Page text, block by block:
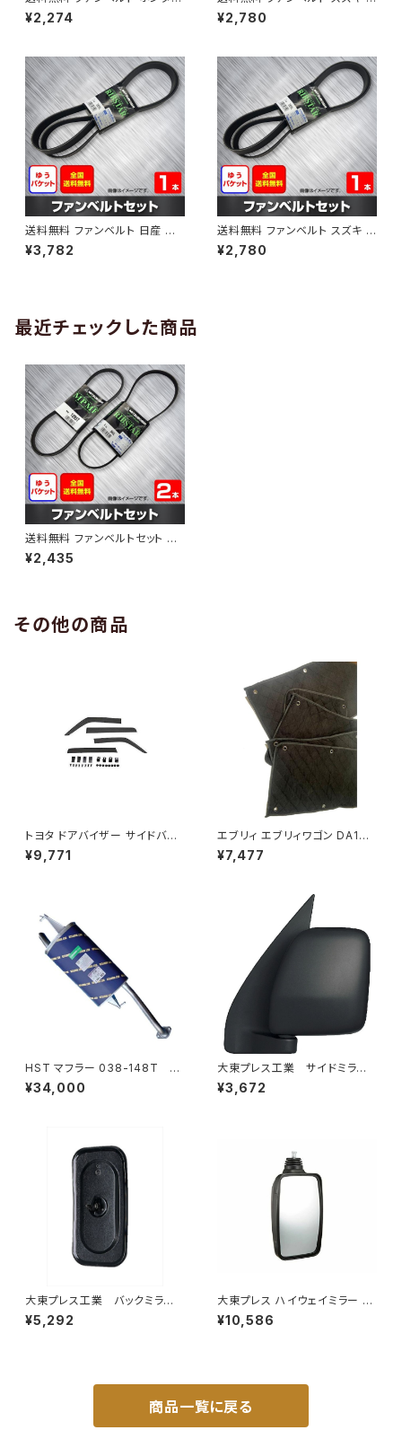
ィット 型式GE6 H19.10～H25.
09 （国内トップメーカー） 1本 H
¥2,274
ペーシア 型式MK32S H25.03
～H30.02 （国内トップメーカ
¥2,780
送料無料 ファンベルト 日産 キ
ューブ 型式Z12 H20.11～H24.
10 （国内トップメーカー） 1本 H
¥3,782
送料無料 ファンベルト スズキ ワ
ゴンR 型式MH34S H24.09～
H29.02 （国内トップメーカー）
¥2,780
最近チェックした商品
送料無料 ファンベルトセット ス
ズキ ワゴンR 型式MC21S H10.
10～H12.12 （国内トップメーカ
¥2,435
その他の商品
トヨタ ドアバイザー サイドバイ
ザー タンク 900系 ルーミー 9
00系 M900A M910A サイドド
¥9,771
エブリィ エブリィワゴン DA17V
DA17W サンシェード エブリー
マルチサンシェード 車種専用 8
¥7,477
HST マフラー 038-148T プ
レミオ ZRT261 トヨタ 本体オ
ールステンレス 車検対応 純正
¥34,000
大東プレス工業 サイドミラー/
バックミラーダイハツ ハイゼッ
トカーゴ 左 06年～ DI-64
¥3,672
大東プレス工業 バックミラーH
400 ｺﾊﾞﾝ L005 黒 J08
330×170 DI-8B
¥5,292
大東プレス ハイウェイミラー 10
00R DI-6121AXY
¥10,586
商品一覧に戻る